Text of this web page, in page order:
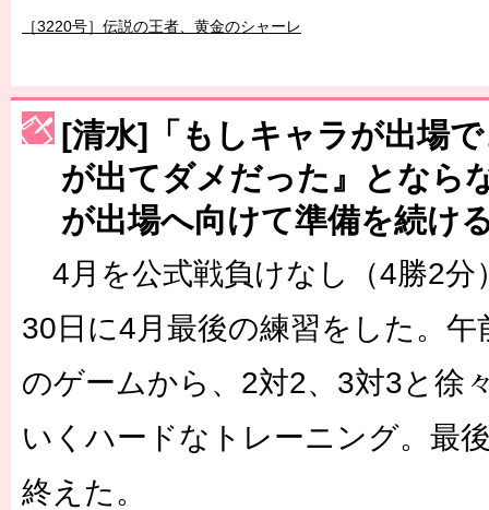
［3220号］伝説の王者、黄金のシャーレ
［3230号］世界一への夢は終わらない
［3223号］一丸。日本出陣
［3222号］史上最大のW杯開幕 注目は「個」
長谷川 アーリアジャスールさんがシンポジウム「気候変動から命
[清水]「もしキャラが出場
が出てダメだった』となら
が出場へ向けて準備を続け
4月を公式戦負けなし（4勝2分
30日に4月最後の練習をした。
のゲームから、2対2、3対3と徐
いくハードなトレーニング。最
終えた。